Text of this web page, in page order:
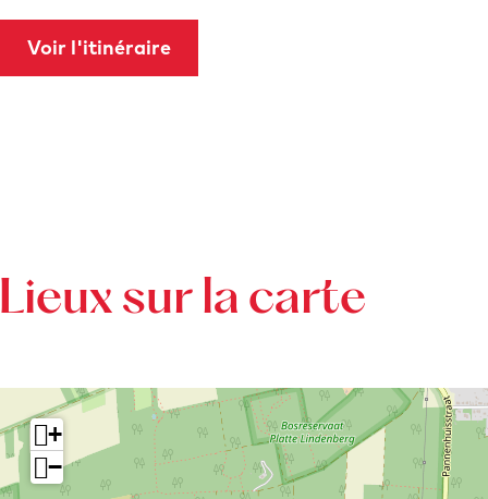
Voir l'itinéraire
sur la carte
+
−